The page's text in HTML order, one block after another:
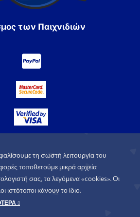
των Παιχνιδιών
τη σωστή λειτουργία του
τοποθετούμε μικρά αρχεία
σας, τα λεγόμενα «cookies». Οι
ιστότοποι κάνουν το ίδιο.